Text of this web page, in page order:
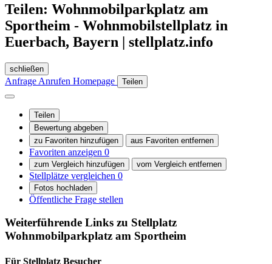
Teilen: Wohnmobilparkplatz am
Sportheim - Wohnmobilstellplatz in
Euerbach, Bayern | stellplatz.info
schließen
Anfrage Anrufen Homepage Teilen
Teilen
Bewertung abgeben
zu Favoriten hinzufügen
aus Favoriten entfernen
Favoriten anzeigen 0
zum Vergleich hinzufügen vom Vergleich entfernen
Stellplätze vergleichen 0
Fotos hochladen
Öffentliche Frage stellen
Weiterführende Links zu Stellplatz
Wohnmobilparkplatz am Sportheim
Für Stellplatz Besucher